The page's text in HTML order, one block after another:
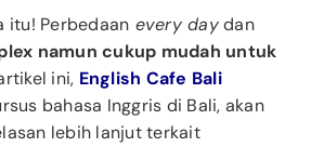
itu! Perbedaan every daydan
namun cukup mudah untuk
ini, English Cafe Bali
bahasa Inggris di Bali, akan
lebih lanjut terkait